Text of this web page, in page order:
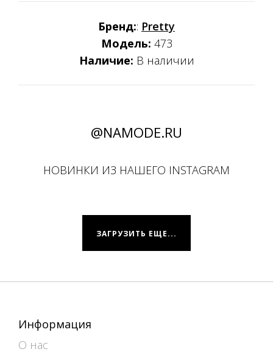
Бренд:: Pretty
Модель: 473
Наличие: В наличии
@NAMODE.RU
НОВИНКИ ИЗ НАШЕГО INSTAGRAM
ЗАГРУЗИТЬ ЕЩЕ...
Информация
О нас